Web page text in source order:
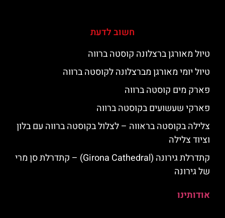
חשוב לדעת
טיול מאורגן ברצלונה קוסטה ברווה
טיול יומי מאורגן מברצלונה לקוסטה ברווה
פארק מים קוסטה ברווה
פארקי שעשועים בקוסטה ברווה
צלילה בקוסטה בראווה – לצלול בקוסטה ברווה עם בלון
וציוד צלילה
קתדרלת גירונה (Girona Cathedral) – קתדרלת סן מרי
של גירונה
אודותינו